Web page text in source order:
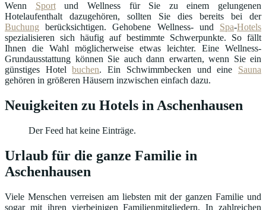
Wenn Sportund Wellness für Sie zu einem gelungenen
Hotelaufenthalt dazugehören, sollten Sie dies bereits bei der
Buchung berücksichtigen. Gehobene Wellness- und Spa-Hotels
spezialisieren sich häufig auf bestimmte Schwerpunkte. So fällt
Ihnen die Wahl möglicherweise etwas leichter. Eine Wellness-
Grundausstattung können Sie auch dann erwarten, wenn Sie ein
günstiges Hotelbuchen. Ein Schwimmbecken und eine Sauna
gehören in größeren Häusern inzwischen einfach dazu.
Neuigkeiten zu Hotels in Aschenhausen
Der Feed hat keine Einträge.
Urlaub für die ganze Familie in
Aschenhausen
Viele Menschen verreisen am liebsten mit der ganzen Familie und
sogar mit ihren vierbeinigen Familienmitgliedern. In zahlreichen